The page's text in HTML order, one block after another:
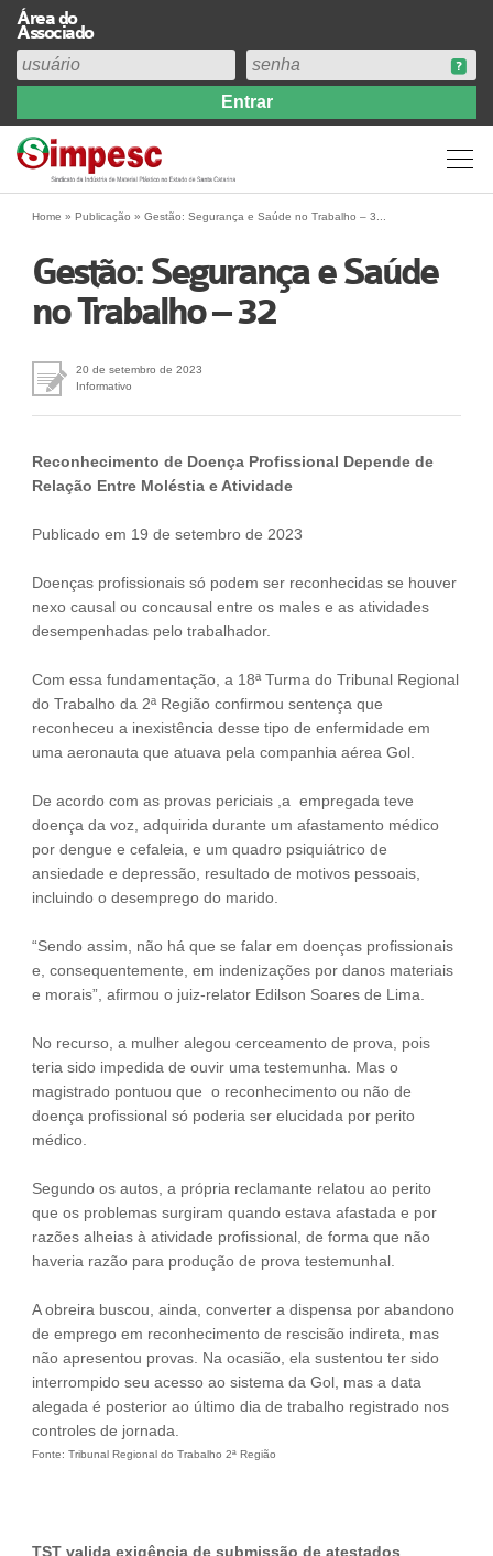
Área do
Associado
Institucional
Perfil
Diretoria
Abrangência
Contribuição Sindical 2026
Prestação de Contas
Central de Comunicação
Agenda
SEJA UM ASSOCIADO
VAGAS
Home » Publicação » Gestão: Segurança e Saúde no Trabalho – 3...
Gestão: Segurança e Saúde
no Trabalho – 32
20 de setembro de 2023
Informativo
Reconhecimento de Doença Profissional Depende de
Relação Entre Moléstia e Atividade
Publicado em 19 de setembro de 2023
Doenças profissionais só podem ser reconhecidas se houver
nexo causal ou concausal entre os males e as atividades
desempenhadas pelo trabalhador.
Com essa fundamentação, a 18ª Turma do Tribunal Regional
do Trabalho da 2ª Região confirmou sentença que
reconheceu a inexistência desse tipo de enfermidade em
uma aeronauta que atuava pela companhia aérea Gol.
De acordo com as provas periciais ,a empregada teve
doença da voz, adquirida durante um afastamento médico
por dengue e cefaleia, e um quadro psiquiátrico de
ansiedade e depressão, resultado de motivos pessoais,
incluindo o desemprego do marido.
“Sendo assim, não há que se falar em doenças profissionais
e, consequentemente, em indenizações por danos materiais
e morais”, afirmou o juiz-relator Edilson Soares de Lima.
No recurso, a mulher alegou cerceamento de prova, pois
teria sido impedida de ouvir uma testemunha. Mas o
magistrado pontuou que o reconhecimento ou não de
doença profissional só poderia ser elucidada por perito
médico.
Segundo os autos, a própria reclamante relatou ao perito
que os problemas surgiram quando estava afastada e por
razões alheias à atividade profissional, de forma que não
haveria razão para produção de prova testemunhal.
A obreira buscou, ainda, converter a dispensa por abandono
de emprego em reconhecimento de rescisão indireta, mas
não apresentou provas. Na ocasião, ela sustentou ter sido
interrompido seu acesso ao sistema da Gol, mas a data
alegada é posterior ao último dia de trabalho registrado nos
controles de jornada.
Fonte: Tribunal Regional do Trabalho 2ª Região
TST valida exigência de submissão de atestados